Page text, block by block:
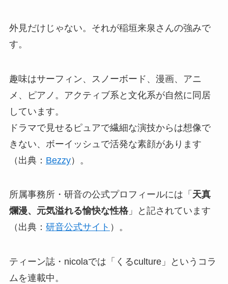
外見だけじゃない。それが稲垣来泉さんの強みで
す。
趣味はサーフィン、スノーボード、漫画、アニ
メ、ピアノ。アクティブ系と文化系が自然に同居
しています。
ドラマで見せるピュアで繊細な演技からは想像で
きない、ボーイッシュで活発な素顔があります
（出典： Bezzy）。
所属事務所・研音の公式プロフィールには「 天真
爛漫、元気溢れる愉快な性格」と記されています
（出典： 研音公式サイト ）。
ティーン誌・nicolaでは「くるculture」というコラ
ムを連載中。